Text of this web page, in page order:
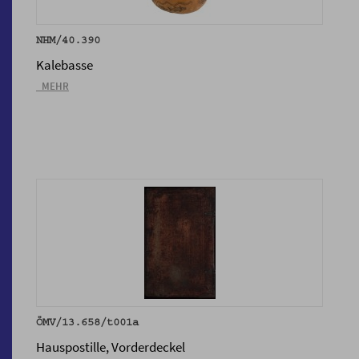
NHM/40.390
Kalebasse
_MEHR
ÖMV/13.658/t001a
Hauspostille, Vorderdeckel